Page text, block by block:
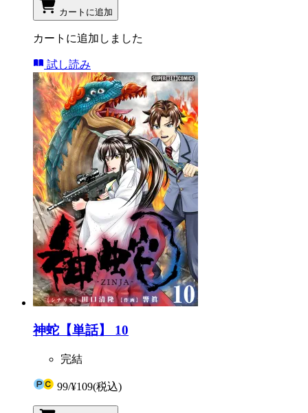
カートに追加
カートに追加しました
試し読み
神蛇【単話】 10
完結
99/¥109(税込)